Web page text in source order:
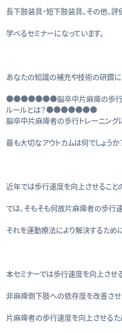
長下肢装具・短下肢装具、その他、
学べるセミナーになっています。
あなたの知識の補充や技術の研鑽に
●●●●●●●脳卒中片麻痺の歩行ト
ルールとは？●●●●●●●
脳卒中片麻痺者の歩行トレーニング
最も大切なアウトカムは何でしょうか
近年では歩行速度を向上させること
では、そもそも何故片麻痺者の歩行
それを運動療法により解決するため
本セミナーでは歩行速度を向上させ
非麻痺側下肢への依存度を改善させ
片麻痺者の歩行速度を向上させるた